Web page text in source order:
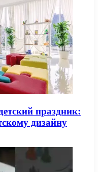
праздник:
дизайну